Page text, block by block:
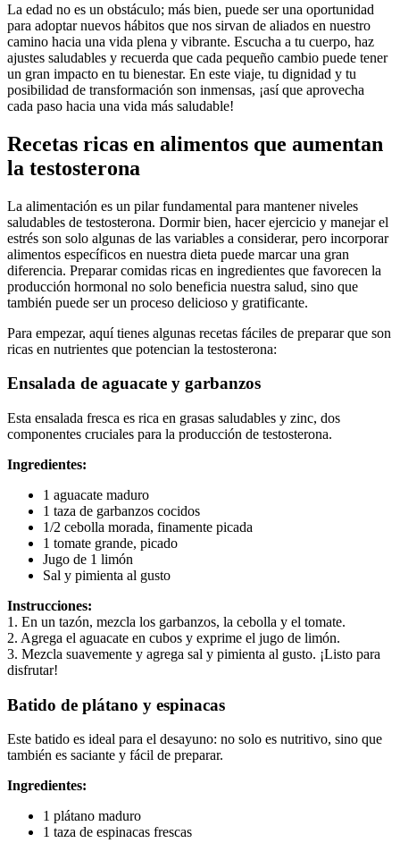
La edad no es un obstáculo; más bien, puede ser una oportunidad
para adoptar nuevos hábitos que nos sirvan de aliados en nuestro
camino hacia una vida plena y vibrante. Escucha a tu cuerpo, haz
ajustes saludables y recuerda que cada pequeño cambio puede tener
un gran impacto en tu bienestar. En este viaje, tu dignidad y tu
posibilidad de transformación son inmensas, ¡así que aprovecha
cada paso hacia una vida más saludable!
Recetas ricas en alimentos que aumentan
la testosterona
La alimentación es un pilar fundamental para mantener niveles
saludables de testosterona. Dormir bien, hacer ejercicio y manejar el
estrés son solo algunas de las variables a considerar, pero incorporar
alimentos específicos en nuestra dieta puede marcar una gran
diferencia. Preparar comidas ricas en ingredientes que favorecen la
producción hormonal no solo beneficia nuestra salud, sino que
también puede ser un proceso delicioso y gratificante.
Para empezar, aquí tienes algunas recetas fáciles de preparar que son
ricas en nutrientes que potencian la testosterona:
Ensalada de aguacate y garbanzos
Esta ensalada fresca es rica en grasas saludables y zinc, dos
componentes cruciales para la producción de testosterona.
Ingredientes:
1 aguacate maduro
1 taza de garbanzos cocidos
1/2 cebolla morada, finamente picada
1 tomate grande, picado
Jugo de 1 limón
Sal y pimienta al gusto
Instrucciones:
1. En un tazón, mezcla los garbanzos, la cebolla y el tomate.
2. Agrega el aguacate en cubos y exprime el jugo de limón.
3. Mezcla suavemente y agrega sal y pimienta al gusto. ¡Listo para
disfrutar!
Batido de plátano y espinacas
Este batido es ideal para el desayuno: no solo es nutritivo, sino que
también es saciante y fácil de preparar.
Ingredientes:
1 plátano maduro
1 taza de espinacas frescas